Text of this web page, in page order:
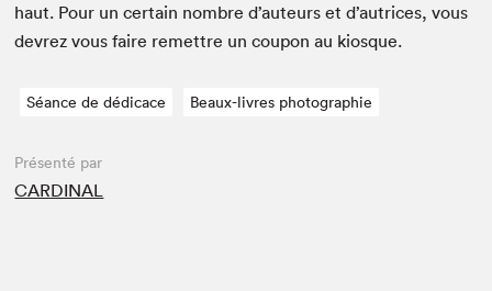
haut. Pour un cer­tain nom­bre d’auteurs et d’autrices, vous
devrez vous faire remet­tre un coupon au kiosque.
Séance de dédicace Beaux-livres photographie
Présenté par
CARDINAL